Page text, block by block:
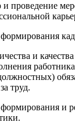
проведение
и
труд.
и